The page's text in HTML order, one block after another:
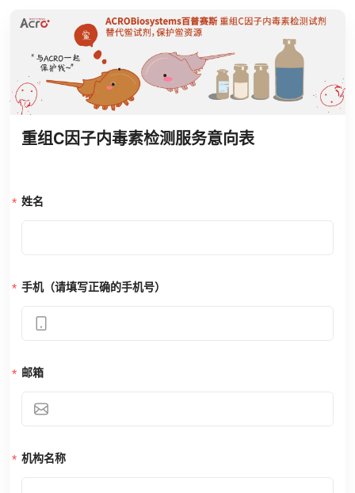
重组C因子内毒素检测服务意向表
姓名
手机（请填写正确的手机号）
邮箱
机构名称